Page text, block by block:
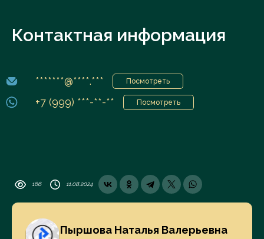
Контактная информация
*******@****.*** Посмотреть
+7 (999) ***-**-** Посмотреть
166 11.08.2024
Пыршова Наталья Валерьевна